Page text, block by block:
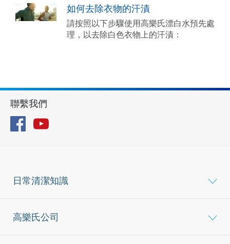
如何去除衣物的汗漬
請按照以下步驟使用高樂氏漂白水預先處
理，以去除白色衣物上的汗漬：
日常清潔知識
高樂氏公司
聯繫我們
FacebookYouTube